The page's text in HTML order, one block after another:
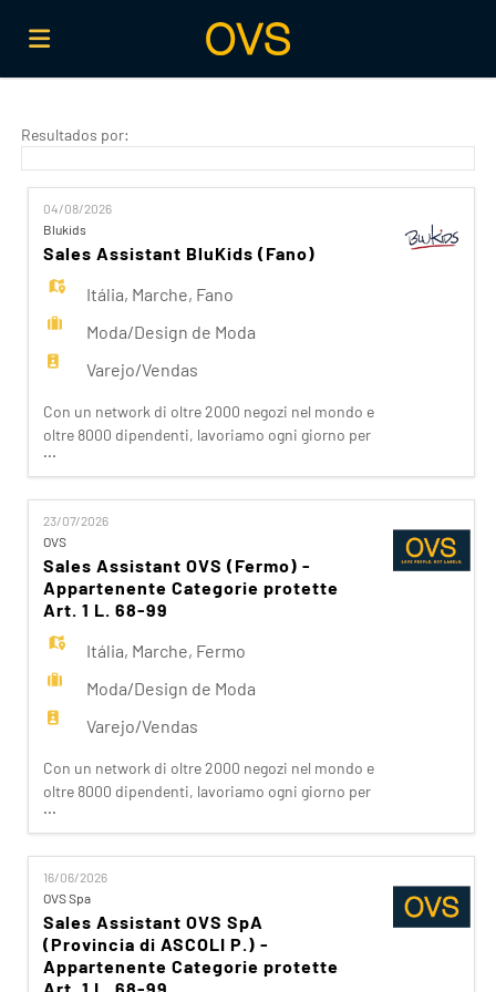
inicial
Ofertas
de
emprego
Regista-
te
Iniciar
sessão
Língua
EN
FR
IT
DE
ES
PT
Resultados por:
04/08/2026
Blukids
Sales Assistant BluKids (Fano)
Itália, Marche, Fano
Moda/Design de Moda
Varejo/Vendas
Con un network di oltre 2000 negozi nel mondo e
oltre 8000 dipendenti, lavoriamo ogni giorno per
realizzare la nostra mission di rendere il bello
accessibile a tutti. Facciamo la differenza per i
nostri clienti attraverso i brand del nostro gruppo:
OVS, OVS Kids, UPIM, Blukids, Croff, Les Copains,
Shaka, Goldenpoint, Stefanel. Ogni giorno
prepariam
...
23/07/2026
OVS
Sales Assistant OVS (Fermo) -
Appartenente Categorie protette
Art. 1 L. 68-99
Itália, Marche, Fermo
Moda/Design de Moda
Varejo/Vendas
Con un network di oltre 2000 negozi nel mondo e
oltre 8000 dipendenti, lavoriamo ogni giorno per
realizzare la nostra mission di rendere il bello
accessibile a tutti. Facciamo la differenza per i
nostri clienti attraverso i brand del nostro gruppo:
OVS, OVS Kids, UPIM, Blukids, Goldenpoint, Shaka,
Croff, Les Copains, Stefanel. Ogni giorno
prepariam
...
16/06/2026
OVS Spa
Sales Assistant OVS SpA
(Provincia di ASCOLI P.) -
Appartenente Categorie protette